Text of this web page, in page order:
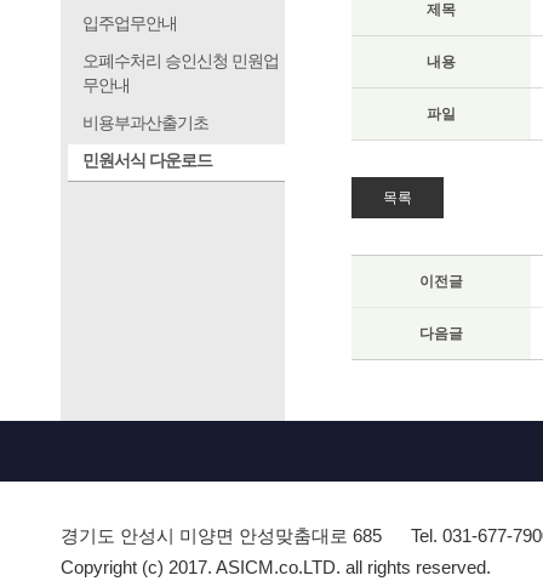
입주업무안내
오폐수처리 승인신청 민원업
무안내
비용부과산출기초
민원서식 다운로드
제목
내용
파일
목록
이전글
다음글
경기도 안성시 미양면 안성맞춤대로 685
Tel. 031-677-
Copyright (c) 2017. ASICM.co.LTD. all rights reserved.